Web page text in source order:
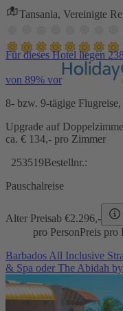
Tansania, Vereinigte
Für dieses Hotel liegen
von 89% vor
8- bzw. 9-tägige
Upgrade auf
ca. € 134,- pro Zimmer
253519Bestellnr.:
Pauschalreise
Alter Preisab €2.296,-
pro PersonPreis pro
Barbados All Inclusive
& Spa oder The Abidah